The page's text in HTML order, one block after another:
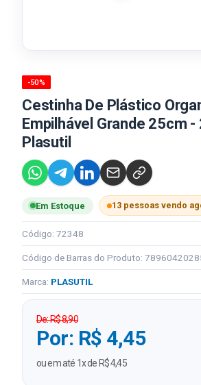
-50%
Cestinha De Plástico
Empilhável Grande 25cm -
Plasutil
Em Estoque 13 pessoas vendo
Código: 72348
Código de Barras do Produto:
Marca: PLASUTIL
De: R$ 8,90
Por: R$ 4,45
ou em até 1x de R$ 4,45